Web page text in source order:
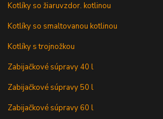
Kotlíky so žiaruvzdor. kotlinou
Kotlíky so smaltovanou kotlinou
Kotlíky s trojnožkou
Zabijačkové súpravy 40 l
Zabijačkové súpravy 50 l
Zabijačkové súpravy 60 l